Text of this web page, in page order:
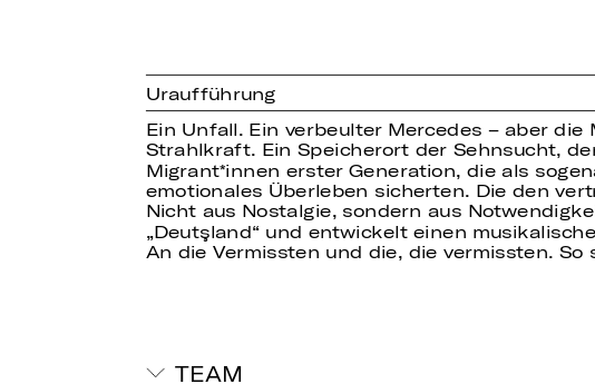
Uraufführung
Ein Unfall. Ein verbeulter Mercedes – aber
Strahlkraft. Ein Speicherort der Sehnsucht,
Migrant innen erster Generation, die als
emotionales Überleben sicherten. Die den
Nicht aus Nostalgie, sondern aus
„Deutşland“ und entwickelt einen
An die Vermissten und die, die vermissten.
TEAM